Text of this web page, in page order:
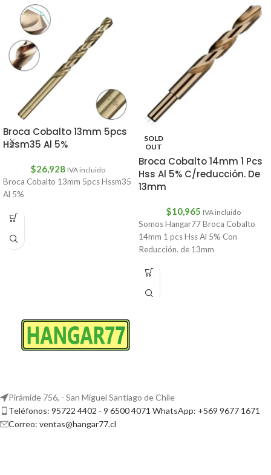
Broca Cobalto 13mm 5pcs
Hssm35 Al 5%
$26,928 IVA incluido
Broca Cobalto 13mm 5pcs Hssm35
Al 5%
SOLD
OUT
Broca Cobalto 14mm 1 Pcs
Hss Al 5% C/reducción. De
13mm
$10,965 IVA incluido
Somos Hangar77 Broca Cobalto
14mm 1 pcs Hss Al 5% Con
Reducción. de 13mm
Pirámide 756, - San Miguel Santiago de Chile
Teléfonos: 95722 4402 - 9 6500 4071 WhatsApp: +569 9677 1671
Correo: ventas@hangar77.cl